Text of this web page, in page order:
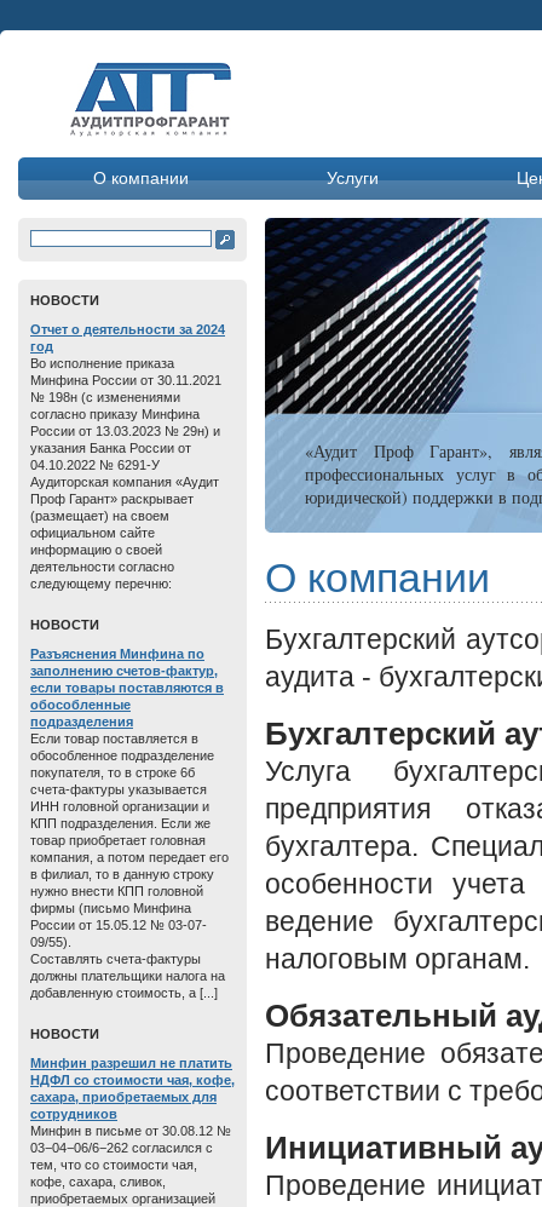
О компании Услуги
«Аудит Проф Гарант»,
профессиональных услуг в
юридической) поддержки в
О компании
Бухгалтерский
аудита -
Бухгалтерский
Услуга
предприятия
бухгалтера.
особенности
ведение
налоговым органам.
Обязательный
Проведение
соответствии с
Инициативный
Проведение
HОВОСТИ
Отчет о дeятельнoсти зa 2024
год
Во исполнение приказа
Минфина России от 30.11.2021
№ 198н (с изменениями
согласно приказу Минфина
России от 13.03.2023 № 29н) и
указания Банка России от
04.10.2022 № 6291-У
Аудиторская компания «Аудит
Проф Гарант» раскрывает
(размещает) на своем
официальном сайте
информацию о своей
деятельности согласно
следующему перечню:
HОВОСТИ
Разъяснения Минфина по
заполнению счетов-фактур,
если товары поставляются в
обособленные
подразделения
Если товар поставляется в
обособленное подразделение
покупателя, то в строке 6б
счета-фактуры указывается
ИНН головной организации и
КПП подразделения. Если же
товар приобретает головная
компания, а потом передает его
в филиал, то в данную строку
нужно внести КПП головной
фирмы (письмо Минфина
России от 15.05.12 № 03-07-
09/55).
Составлять счета-фактуры
должны плательщики налога на
добавленную стоимость, а [...]
HОВОСТИ
Минфин разрешил не платить
НДФЛ со стоимости чая, кофе,
сахара, приобретаемых для
сотрудников
Минфин в письме от 30.08.12 №
03−04−06/6−262 согласился с
тем, что со стоимости чая,
кофе, сахара, сливок,
приобретаемых организацией